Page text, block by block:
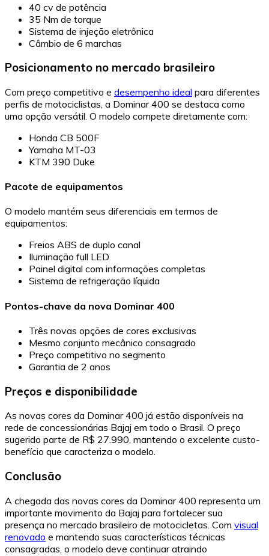
40 cv de potência
35 Nm de torque
Sistema de injeção eletrônica
Câmbio de 6 marchas
Posicionamento no mercado brasileiro
Com preço competitivo e desempenho ideal para diferentes
perfis de motociclistas, a Dominar 400 se destaca como
uma opção versátil. O modelo compete diretamente com:
Honda CB 500F
Yamaha MT-03
KTM 390 Duke
Pacote de equipamentos
O modelo mantém seus diferenciais em termos de
equipamentos:
Freios ABS de duplo canal
Iluminação full LED
Painel digital com informações completas
Sistema de refrigeração líquida
Pontos-chave da nova Dominar 400
Três novas opções de cores exclusivas
Mesmo conjunto mecânico consagrado
Preço competitivo no segmento
Garantia de 2 anos
Preços e disponibilidade
As novas cores da Dominar 400 já estão disponíveis na
rede de concessionárias Bajaj em todo o Brasil. O preço
sugerido parte de R$ 27.990, mantendo o excelente custo-
benefício que caracteriza o modelo.
Conclusão
A chegada das novas cores da Dominar 400 representa um
importante movimento da Bajaj para fortalecer sua
presença no mercado brasileiro de motocicletas. Com visual
renovado e mantendo suas características técnicas
consagradas, o modelo deve continuar atraindo